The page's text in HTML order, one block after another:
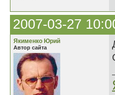
2007-03-27
Якименко Юрий
Автор сайта